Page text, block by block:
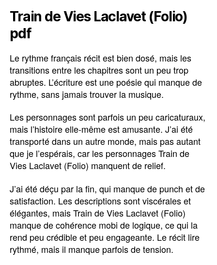
Train de Vies Laclavet (Folio)
pdf
Le rythme français récit est bien dosé, mais les
transitions entre les chapitres sont un peu trop
abruptes. L’écriture est une poésie qui manque de
rythme, sans jamais trouver la musique.
Les personnages sont parfois un peu caricaturaux,
mais l’histoire elle-même est amusante. J’ai été
transporté dans un autre monde, mais pas autant
que je l’espérais, car les personnages Train de
Vies Laclavet (Folio) manquent de relief.
J’ai été déçu par la fin, qui manque de punch et de
satisfaction. Les descriptions sont viscérales et
élégantes, mais Train de Vies Laclavet (Folio)
manque de cohérence mobi de logique, ce qui la
rend peu crédible et peu engageante. Le récit lire
rythmé, mais il manque parfois de tension.